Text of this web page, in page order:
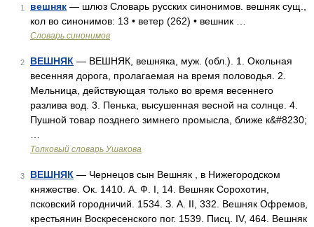
1 вешняк — шлюз Словарь русских синонимов. вешняк сущ.,
кол во синонимов: 13 • ветер (262) • вешник …
Словарь синонимов
2 ВЕШНЯК — ВЕШНЯК, вешняка, муж. (обл.). 1. Окольная
весенняя дорога, пролагаемая на время половодья. 2.
Мельница, действующая только во время весеннего
разлива вод. 3. Пенька, высушенная весной на солнце. 4.
Пушной товар позднего зимнего промысла, ближе к&#8230;
Толковый словарь Ушакова
3 ВЕШНЯК — Чернецов сын Вешняк , в Нижегородском
княжестве. Ок. 1410. А. Ф. I, 14. Вешняк Сорохотин,
псковский городничий. 1534. З. А. II, 332. Вешняк Офремов,
крестьянин Воскресенского пог. 1539. Писц. IV, 464. Вешняк